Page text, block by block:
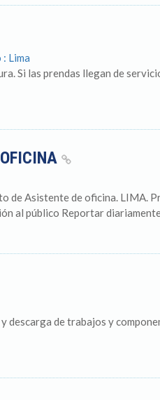
Lima
Si las prendas llegan de
de Asistente de oficina. LIMA.
al público Reportar
descarga de trabajos y